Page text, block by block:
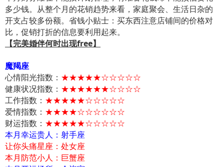
多少钱。从整个月的花销趋势来看，家庭聚会、生活日杂的
开支占较多份额。省钱小贴士：买东西注意店铺间的价格对
比，促销打折的信息要利用起来。
【完美婚伴何时出现free】
魔羯座
心情阳光指数： ★★★★★☆☆☆☆☆
健康状况指数： ★★★★★★☆☆☆☆
工作指数： ★★★★★☆☆☆☆☆
爱情指数： ★★★★☆☆☆☆☆☆
财运指数： ★★★★★☆☆☆☆☆
本月幸运贵人：射手座
让你头痛星座：处女座
本月防范小人：巨蟹座